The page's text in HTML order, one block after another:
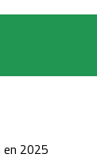
en 2025